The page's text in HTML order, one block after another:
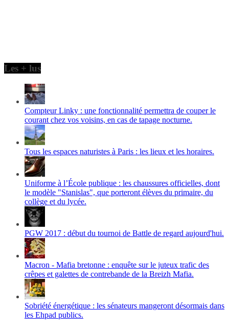
Les + lus
Compteur Linky : une fonctionnalité permettra de couper le
courant chez vos voisins, en cas de tapage nocturne.
Tous les espaces naturistes à Paris : les lieux et les horaires.
Uniforme à l’École publique : les chaussures officielles, dont
le modèle "Stanislas", que porteront élèves du primaire, du
collège et du lycée.
PGW 2017 : début du tournoi de Battle de regard aujourd'hui.
Macron - Mafia bretonne : enquête sur le juteux trafic des
crêpes et galettes de contrebande de la Breizh Mafia.
Sobriété énergétique : les sénateurs mangeront désormais dans
les Ehpad publics.